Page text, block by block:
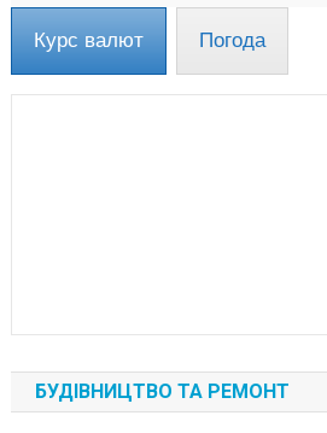
Курс валют Погода
БУДІВНИЦТВО ТА РЕМОНТ